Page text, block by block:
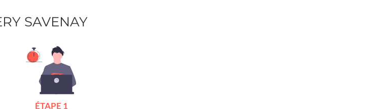
SAVENAY
ÉTAPE 1